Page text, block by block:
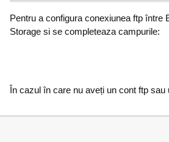
Pentru a configura conexiunea ftp
Storage si se completeaza campurile:
În cazul în care nu aveți un cont ftp